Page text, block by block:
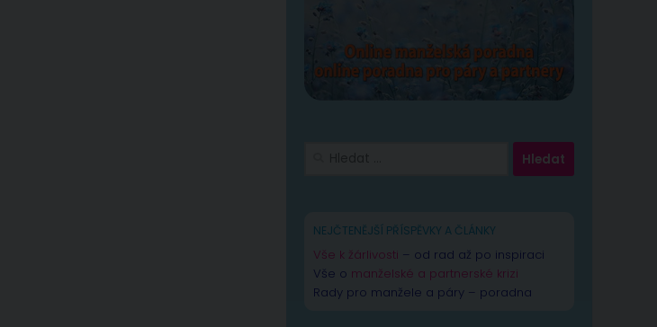
NEJČTENĚJŠÍ PŘÍSPĚVKY A ČLÁNKY
Vše k žárlivosti – od rad až po inspiraci
Vše o manželské a partnerské krizi
Rady pro manžele a páry – poradna